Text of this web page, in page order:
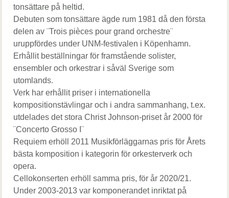
tonsättare på heltid.
Debuten som tonsättare ägde rum 1981 då den första
delen av ¨Trois pièces pour grand orchestre¨
uruppfördes under UNM-festivalen i Köpenhamn.
Erhållit beställningar för framstående solister,
ensembler och orkestrar i såväl Sverige som
utomlands.
Verk har erhållit priser i internationella
kompositionstävlingar och i andra sammanhang, t.ex.
utdelades det stora Christ Johnson-priset år 2000 för
¨Concerto Grosso I¨
Requiem erhöll 2011 Musikförläggarnas pris för Årets
bästa komposition i kategorin för orkesterverk och
opera.
Cellokonserten erhöll samma pris, för år 2020/21.
Under 2003-2013 var komponerandet inriktat på